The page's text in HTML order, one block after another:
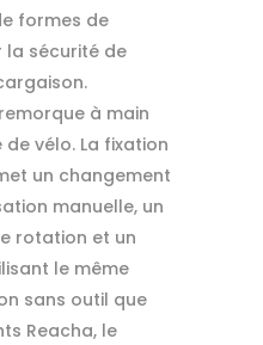
formes de
la sécurité de
à main
vélo. La fixation
un changement
manuelle, un
rotation et un
le même
sans outil que
Reacha, le